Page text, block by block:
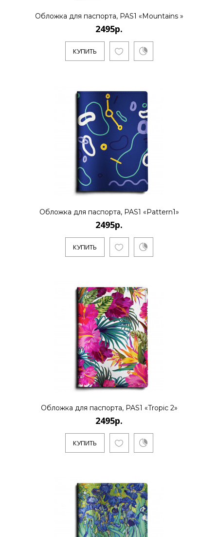
..
2495р.
..
КУПИТЬ
2495р.
КУПИТЬ
2495р.
..
КУПИТЬ
2495р.
..
КУПИТЬ
Обложка для паспорта, PAS1 «Mountains »
2495р.
КУПИТЬ
Обложка для паспорта, PAS1 «Pattern1»
2495р.
КУПИТЬ
Обложка для паспорта, PAS1 «Tropic 2»
2495р.
КУПИТЬ